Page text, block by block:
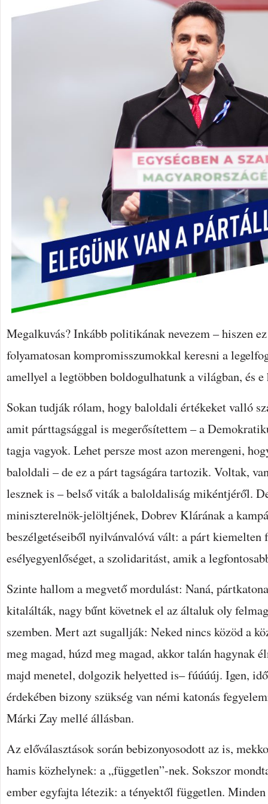
Megalkuvás? Inkább politikának nevezem – hiszen
folyamatosan kompromisszumokkal keresni a
amellyel a legtöbben boldogulhatunk a világban, és e
Sokan tudják rólam, hogy baloldali értékeket valló
amit párttagsággal is megerősítettem – a
tagja vagyok. Lehet persze most azon merengeni,
baloldali – de ez a párt tagságára tartozik. Voltak,
lesznek is – belső viták a baloldaliság mikéntjéről.
miniszterelnök-jelöltjének, Dobrev Klárának a
beszélgetéseiből nyilvánvalóvá vált: a párt kiemelten
esélyegyenlőséget, a szolidaritást, amik a
Szinte hallom a megvető mordulást: Naná,
kitalálták, nagy bűnt követnek el az általuk oly
szemben. Mert azt sugallják: Neked nincs közöd a
meg magad, húzd meg magad, akkor talán hagynak
majd menetel, dolgozik helyetted is– fúúúúj. Igen,
érdekében bizony szükség van némi katonás
Márki Zay mellé állásban.
Az előválasztások során bebizonyosodott az is,
hamis közhelynek: a „független”-nek. Sokszor
ember egyfajta létezik: a tényektől független. Minden